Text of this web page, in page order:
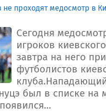
проходят медосмотр в
Сегодня
игроков
завтра на него
футболистов
был в списке на